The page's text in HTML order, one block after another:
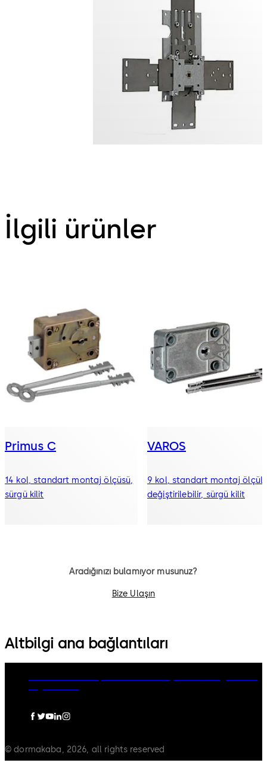
İlgili ürünler
Primus C
14 kol, standart montaj ölçüsü,
sürgü kilit
VAROS
9 kol, standart montaj
değiştirilebilir, sürgü kilit
Aradığınızı bulamıyor musunuz?
Bize Ulaşın
Altbilgi ana bağlantıları
© dormakaba, 2026, all rights reserved